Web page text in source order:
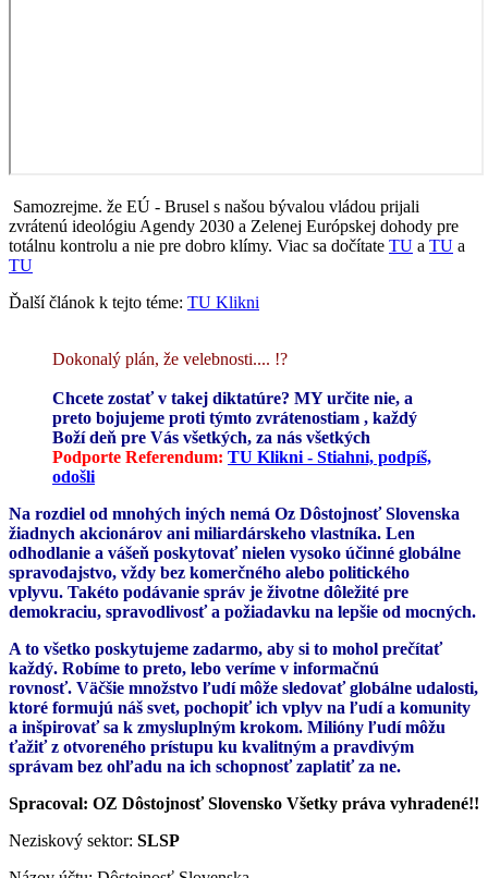
Samozrejme. že EÚ - Brusel s našou bývalou vládou prijali
zvrátenú ideológiu Agendy 2030 a Zelenej Európskej dohody pre
totálnu kontrolu a nie pre dobro klímy. Viac sa dočítate TU a TU a
TU
Ďalší článok k tejto téme: TU Klikni
Dokonalý plán, že velebnosti.... !?
Chcete zostať v takej diktatúre? MY určite nie, a
preto bojujeme proti týmto zvrátenostiam , každý
Boží deň pre Vás všetkých, za nás všetkých
Podporte Referendum: TU Klikni - Stiahni, podpíš,
odošli
Na rozdiel od mnohých iných nemá Oz Dôstojnosť Slovenska
žiadnych akcionárov ani miliardárskeho vlastníka. Len
odhodlanie a vášeň poskytovať nielen vysoko účinné globálne
spravodajstvo, vždy bez komerčného alebo politického
vplyvu. Takéto podávanie správ je životne dôležité pre
demokraciu, spravodlivosť a požiadavku na lepšie od mocných.
A to všetko poskytujeme zadarmo, aby si to mohol prečítať
každý. Robíme to preto, lebo veríme v informačnú
rovnosť. Väčšie množstvo ľudí môže sledovať globálne udalosti,
ktoré formujú náš svet, pochopiť ich vplyv na ľudí a komunity
a inšpirovať sa k zmysluplným krokom. Milióny ľudí môžu
ťažiť z otvoreného prístupu ku kvalitným a pravdivým
správam bez ohľadu na ich schopnosť zaplatiť za ne.
Spracoval: OZ Dôstojnosť Slovensko Všetky práva vyhradené!!
Neziskový sektor: SLSP